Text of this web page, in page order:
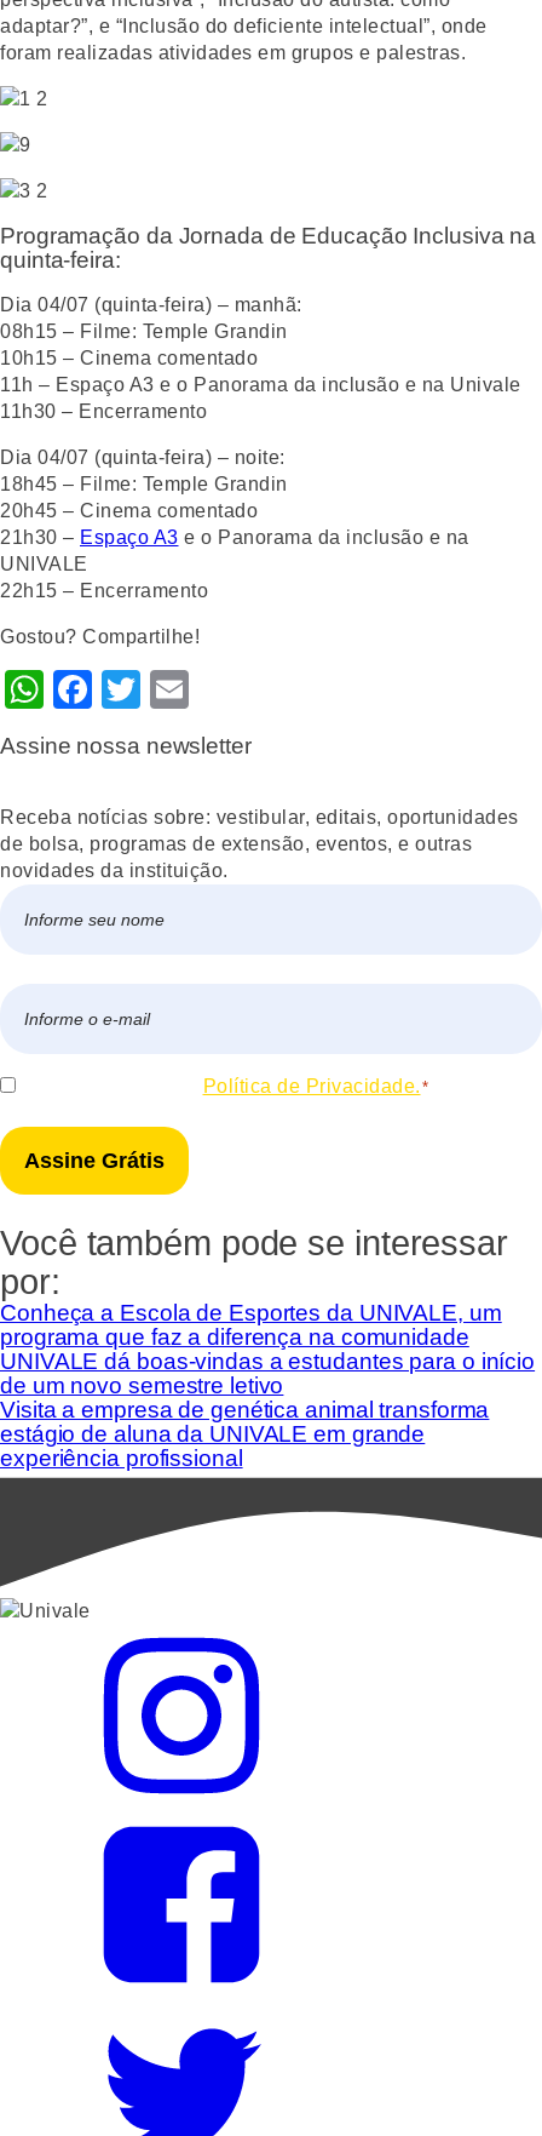
adaptar?”, e “Inclusão do deficiente intelectual”, onde
foram realizadas atividades em grupos e palestras.
Programação da Jornada de Educação Inclusiva na
quinta-feira:
Dia 04/07 (quinta-feira) – manhã:
08h15 – Filme: Temple Grandin
10h15 – Cinema comentado
11h – Espaço A3 e o Panorama da inclusão e na Univale
11h30 – Encerramento
Dia 04/07 (quinta-feira) – noite:
18h45 – Filme: Temple Grandin
20h45 – Cinema comentado
21h30 – Espaço A3 e o Panorama da inclusão e na
UNIVALE
22h15 – Encerramento
Gostou? Compartilhe!
WhatsApp
Facebook
Twitter
Assine nossa newsletter
Receba notícias sobre: vestibular, editais, oportunidades
de bolsa, programas de extensão, eventos, e outras
novidades da instituição.
mail
Consentir Política de Privacidade. *
Você também pode se interessar
por:
Conheça a Escola de Esportes da UNIVALE, um
programa que faz a diferença na comunidade
UNIVALE dá boas-vindas a estudantes para o início
de um novo semestre letivo
Visita a empresa de genética animal transforma
estágio de aluna da UNIVALE em grande
experiência profissional